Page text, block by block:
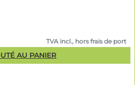
TVA incl., hors frais de port
AU PANIER